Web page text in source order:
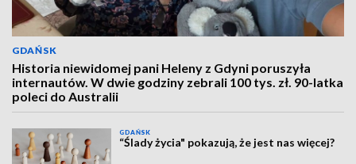
GDAŃSK
Historia niewidomej pani Heleny z Gdyni poruszyła
internautów. W dwie godziny zebrali 100 tys. zł. 90-latka
poleci do Australii
GDAŃSK
“Ślady życia" pokazują, że jest nas więcej?